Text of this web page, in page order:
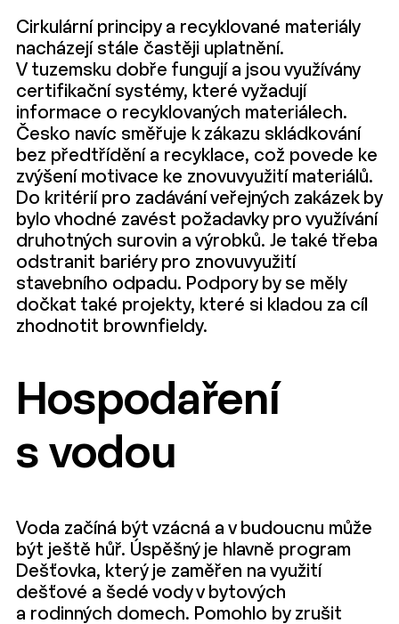
Cirkulární principy a recyklované materiály
nacházejí stále častěji uplatnění.
V tuzemsku dobře fungují a jsou využívány
certifikační systémy, které vyžadují
informace o recyklovaných materiálech.
Česko navíc směřuje k zákazu skládkování
bez předtřídění a recyklace, což povede ke
zvýšení motivace ke znovuvyužití materiálů.
Do kritérií pro zadávání veřejných zakázek by
bylo vhodné zavést požadavky pro využívání
druhotných surovin a výrobků. Je také třeba
odstranit bariéry pro znovuvyužití
stavebního odpadu. Podpory by se měly
dočkat také projekty, které si kladou za cíl
zhodnotit brownfieldy.
Hospodaření
s vodou
Voda začíná být vzácná a v budoucnu může
být ještě hůř. Úspěšný je hlavně program
Dešťovka, který je zaměřen na využití
dešťové a šedé vody v bytových
a rodinných domech. Pomohlo by zrušit